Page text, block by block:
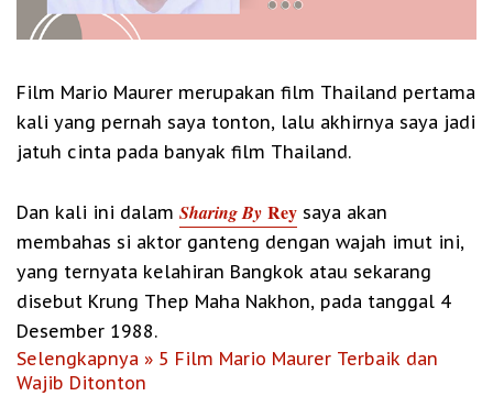
Film Mario Maurer merupakan film Thailand pertama
kali yang pernah saya tonton, lalu akhirnya saya jadi
jatuh cinta pada banyak film Thailand.
Dan kali ini dalam Sharing By Rey saya akan
membahas si aktor ganteng dengan wajah imut ini,
yang ternyata kelahiran Bangkok atau sekarang
disebut Krung Thep Maha Nakhon, pada tanggal 4
Desember 1988.
Selengkapnya » 5 Film Mario Maurer Terbaik dan
Wajib Ditonton